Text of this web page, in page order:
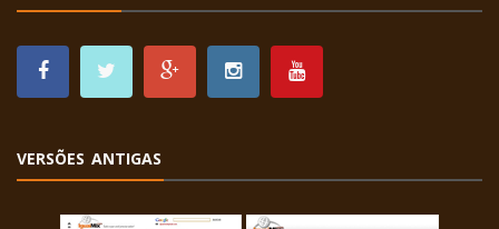
VERSÕES ANTIGAS